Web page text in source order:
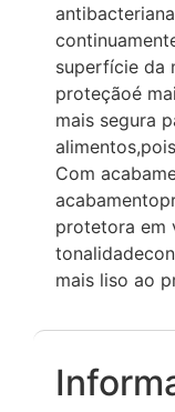
superfície da
proteçãoé
mais segura
Com
protetora em
mais liso ao